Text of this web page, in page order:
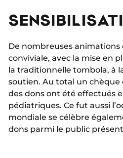
vers
De nombreuses
conviviale, avec la mise en
la traditionnelle tombola, à
soutien. Au total un chèque
des dons ont été effectués
pédiatriques. Ce fut aussi
mondiale se célèbre
dons parmi le public